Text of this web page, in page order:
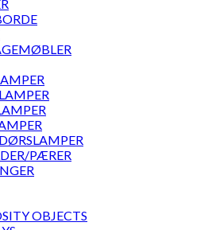
PÆRER
OBJECTS